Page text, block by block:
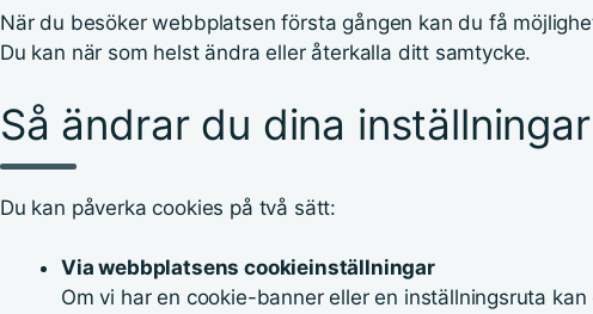
När du besöker webbplatsen första gången kan du få
Du kan när som helst ändra eller återkalla ditt samtycke.
Så ändrar du dina inställningar
Du kan påverka cookies på två sätt:
Via webbplatsens cookieinställningar
Om vi har en cookie-banner eller en inställningsruta